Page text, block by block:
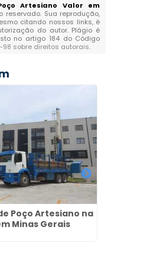
Artesiano Valor em
reservado. Sua reprodução,
citando nossos links, é
do autor. Plágio é
no artigo 184 do Código
98 sobre direitos autorais.
Poço Artesiano na
Minas Gerais